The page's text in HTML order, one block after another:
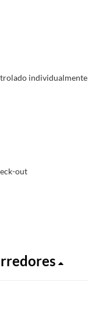
individualmente
out